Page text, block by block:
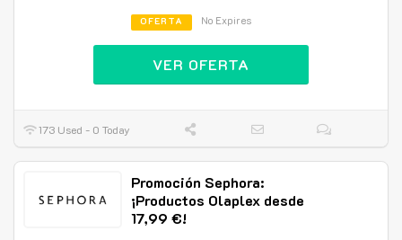
OFERTA No Expires
VER OFERTA
173 Used - 0 Today
Promoción Sephora:
¡Productos Olaplex desde
17,99 €!